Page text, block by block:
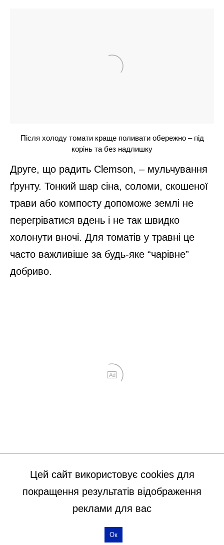
Цей сайт використовує cookies для
покращення результатів відображення
реклами для вас
Ок